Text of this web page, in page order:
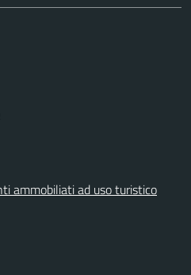
ammobiliati ad uso turistico